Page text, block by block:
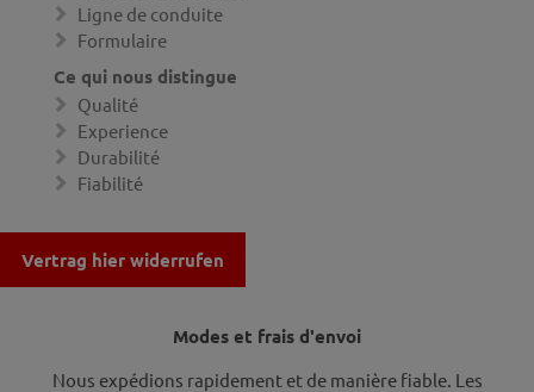
Ligne de conduite
Formulaire
Ce qui nous distingue
Qualité
Experience
Durabilité
Fiabilité
Vertrag hier widerrufen
Modes et frais d'envoi
Nous expédions rapidement et de manière fiable. Les